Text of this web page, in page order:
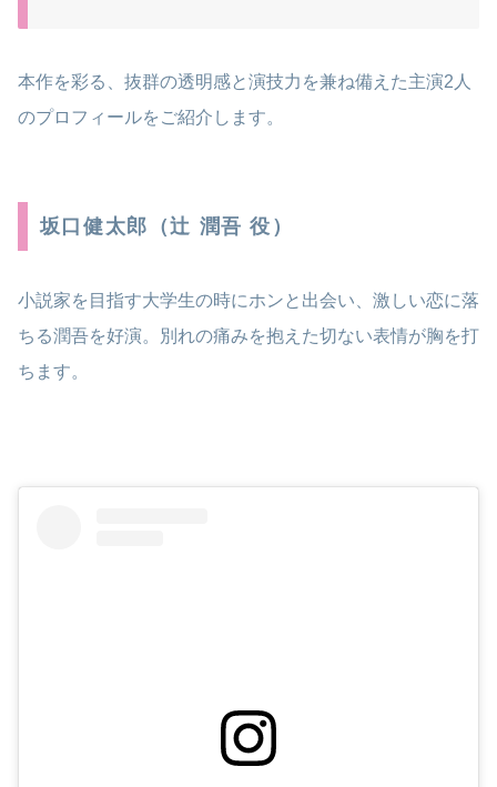
本作を彩る、抜群の透明感と演技力を兼ね備えた主演2人
のプロフィールをご紹介します。
坂口健太郎（辻 潤吾 役）
小説家を目指す大学生の時にホンと出会い、激しい恋に落
ちる潤吾を好演。別れの痛みを抱えた切ない表情が胸を打
ちます。